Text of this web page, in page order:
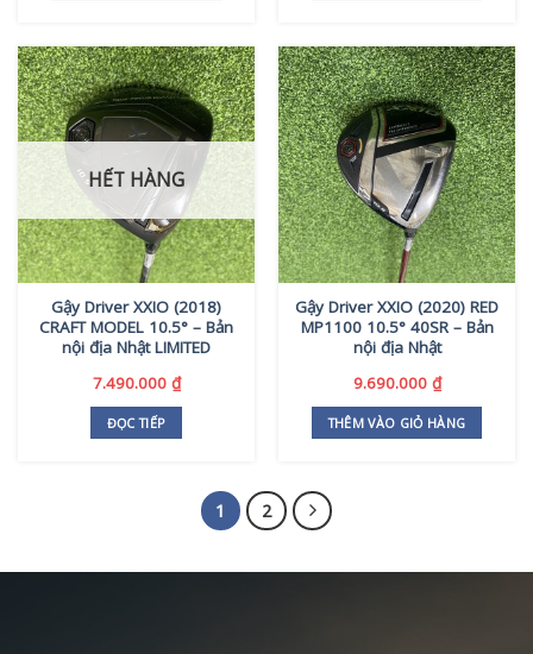
HẾT HÀNG
Gậy Driver XXIO (2018)
CRAFT MODEL 10.5° – Bản
nội địa Nhật LIMITED
7.490.000 ₫
ĐỌC TIẾP
Gậy Driver XXIO (2020) RED
MP1100 10.5° 40SR – Bản
nội địa Nhật
9.690.000 ₫
THÊM VÀO GIỎ HÀNG
1 2